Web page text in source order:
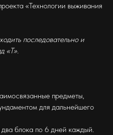
«Технологии выживания
последовательно и
«Т».
предметы,
для дальнейшего
блока по 6 дней каждый.